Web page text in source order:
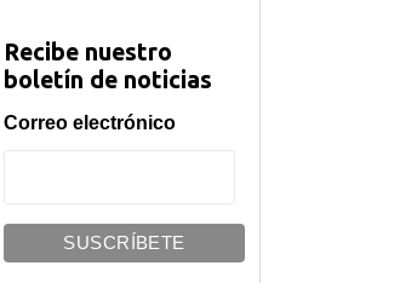
Recibe nuestro
boletín de noticias
Correo electrónico